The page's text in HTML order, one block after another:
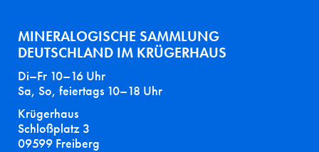
MINERALOGISCHE SAMMLUNG
DEUTSCHLAND IM KRÜGERHAUS
Di–Fr 10–16 Uhr
Sa, So, feiertags 10–18 Uhr
Krügerhaus
Schloßplatz 3
09599 Freiberg